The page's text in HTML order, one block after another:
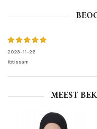
2023-11-26
Ibtissam
MEEST